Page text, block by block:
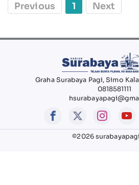
Previous 1 Next
Graha Surabaya Pagi, Simo
0818581111
©2026